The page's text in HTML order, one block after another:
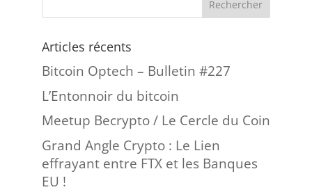
Articles récents
Bitcoin Optech – Bulletin #227
L’Entonnoir du bitcoin
Meetup Becrypto / Le Cercle du Coin
Grand Angle Crypto : Le Lien
effrayant entre FTX et les Banques
EU !